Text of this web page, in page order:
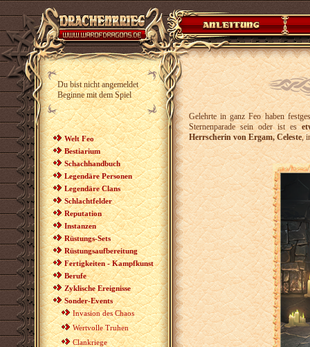
Du bist nicht angemeldet
Beginne mit dem Spiel
Welt Feo
Bestiarium
Schachhandbuch
Legendäre Personen
Legendäre Clans
Schlachtfelder
Reputation
Instanzen
Rüstungs-Sets
Rüstungsaufbereitung
Fertigkeiten - Kampfkunst
Berufe
Zyklische Ereignisse
Sonder-Events
Invasion des Chaos
Wertvolle Truhen
Clankriege
Gelehrte in ganz Feo haben
Sternenparade sein oder ist es
Herrscherin von Ergam, Celeste,